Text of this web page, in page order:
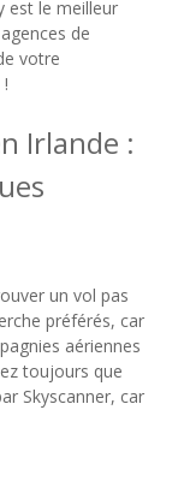
est le meilleur
de
votre
Irlande :
un vol pas
préférés, car
aériennes
toujours que
Skyscanner, car